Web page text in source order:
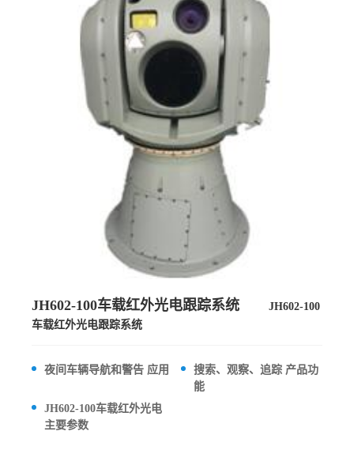
JH602-100车载红外光电跟踪系统
JH602-100
车载红外光电跟踪系统
夜间车辆导航和警告 应用
搜索、观察、追踪 产品功
能
JH602-100车载红外光电
主要参数